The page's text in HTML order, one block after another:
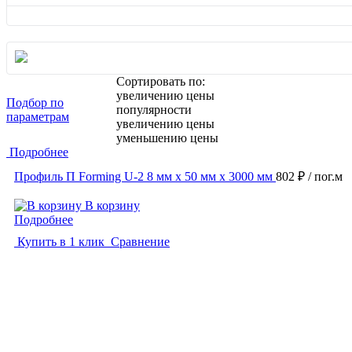
Подбор по
параметрам
Сортировать по:
увеличению цены
популярности
увеличению цены
уменьшению цены
Подробнее
Профиль П Forming U-2 8 мм x 50 мм х 3000 мм 802 ₽ / пог.м
В корзину
Подробнее
Купить в 1 клик Сравнение